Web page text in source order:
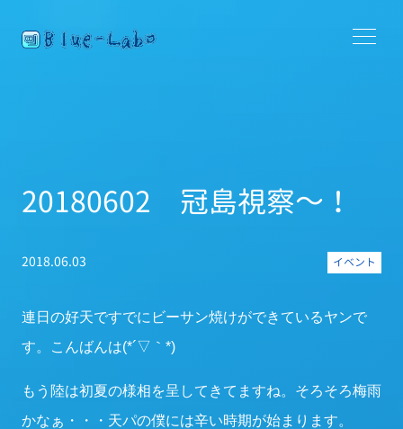
20180602 冠島視察～！
2018.06.03 イベント
連日の好天ですでにビーサン焼けができているヤンで
す。こんばんは(*´▽｀*)
もう陸は初夏の様相を呈してきてますね。そろそろ梅雨
かなぁ・・・天パの僕には辛い時期が始まります。